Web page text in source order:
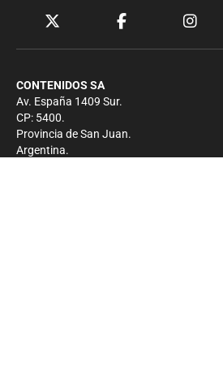
CONTENIDOS SA
Av. España 1409 Sur.
CP: 5400.
Provincia de San Juan.
Argentina.